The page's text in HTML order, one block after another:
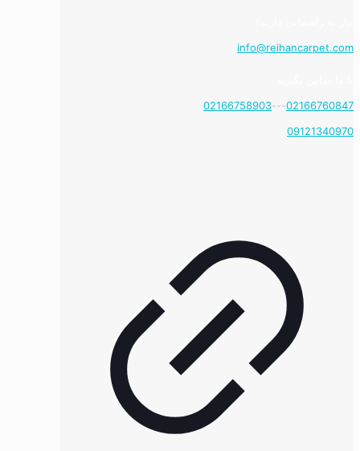
info@reihancarpet.com
02166760847
---
02166758903
09121340970